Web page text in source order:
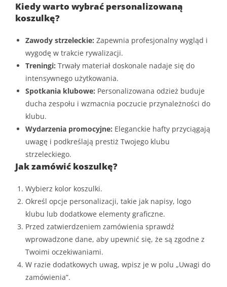
Kiedy warto wybrać personalizowaną
koszulkę?
Zawody strzeleckie: Zapewnia profesjonalny wygląd i
wygodę w trakcie rywalizacji.
Treningi: Trwały materiał doskonale nadaje się do
intensywnego użytkowania.
Spotkania klubowe: Personalizowana odzież buduje
ducha zespołu i wzmacnia poczucie przynależności do
klubu.
Wydarzenia promocyjne: Eleganckie hafty przyciągają
uwagę i podkreślają prestiż Twojego klubu
strzeleckiego.
Jak zamówić koszulkę?
Wybierz kolor koszulki.
Określ opcje personalizacji, takie jak napisy, logo
klubu lub dodatkowe elementy graficzne.
Przed zatwierdzeniem zamówienia sprawdź
wprowadzone dane, aby upewnić się, że są zgodne z
Twoimi oczekiwaniami.
W razie dodatkowych uwag, wpisz je w polu „Uwagi do
zamówienia”.